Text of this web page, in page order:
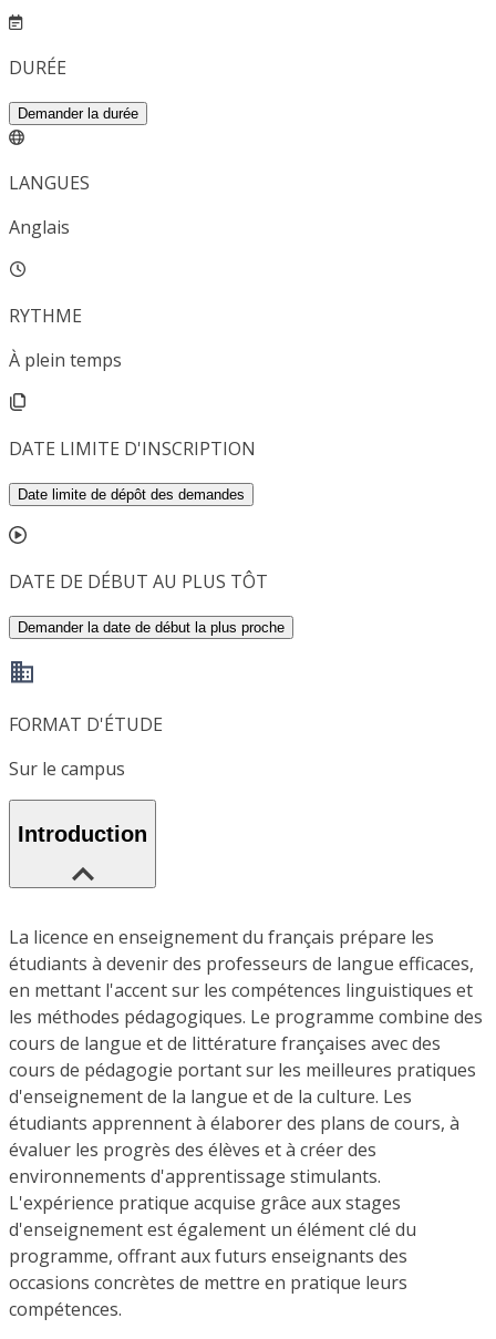
DURÉE
Demander la durée
LANGUES
Anglais
RYTHME
À plein temps
DATE LIMITE D'INSCRIPTION
Date limite de dépôt des demandes
DATE DE DÉBUT AU PLUS TÔT
Demander la date de début la plus proche
FORMAT D'ÉTUDE
Sur le campus
Introduction
La licence en enseignement du français prépare les
étudiants à devenir des professeurs de langue efficaces,
en mettant l'accent sur les compétences linguistiques et
les méthodes pédagogiques. Le programme combine des
cours de langue et de littérature françaises avec des
cours de pédagogie portant sur les meilleures pratiques
d'enseignement de la langue et de la culture. Les
étudiants apprennent à élaborer des plans de cours, à
évaluer les progrès des élèves et à créer des
environnements d'apprentissage stimulants.
L'expérience pratique acquise grâce aux stages
d'enseignement est également un élément clé du
programme, offrant aux futurs enseignants des
occasions concrètes de mettre en pratique leurs
compétences.